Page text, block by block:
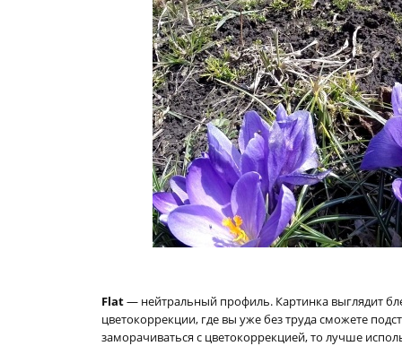
Flat— нейтральный профиль. Картинка выглядит
цветокоррекции, где вы уже без труда сможете
заморачиваться с цветокоррекцией, то лучше